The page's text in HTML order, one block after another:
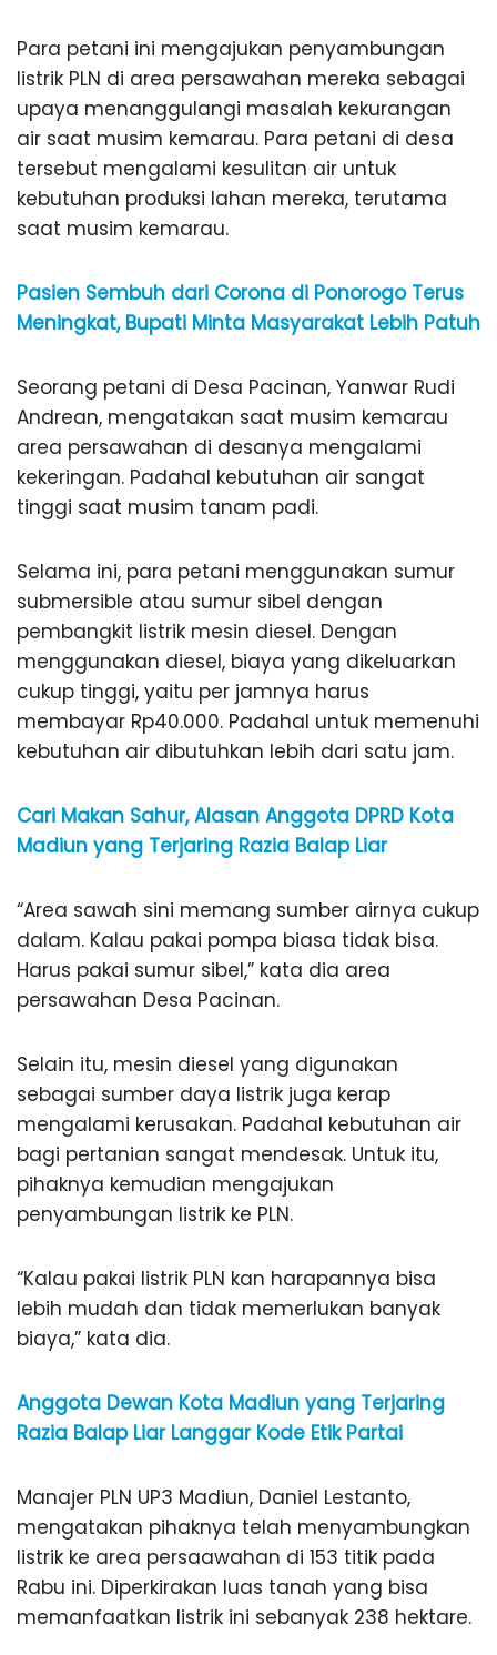
Para petani ini mengajukan penyambungan
listrik PLN di area persawahan mereka sebagai
upaya menanggulangi masalah kekurangan
air saat musim kemarau. Para petani di desa
tersebut mengalami kesulitan air untuk
kebutuhan produksi lahan mereka, terutama
saat musim kemarau.
Pasien Sembuh dari Corona di Ponorogo Terus
Meningkat, Bupati Minta Masyarakat Lebih Patuh
Seorang petani di Desa Pacinan, Yanwar Rudi
Andrean, mengatakan saat musim kemarau
area persawahan di desanya mengalami
kekeringan. Padahal kebutuhan air sangat
tinggi saat musim tanam padi.
Selama ini, para petani menggunakan sumur
submersible atau sumur sibel dengan
pembangkit listrik mesin diesel. Dengan
menggunakan diesel, biaya yang dikeluarkan
cukup tinggi, yaitu per jamnya harus
membayar Rp40.000. Padahal untuk memenuhi
kebutuhan air dibutuhkan lebih dari satu jam.
Cari Makan Sahur, Alasan Anggota DPRD Kota
Madiun yang Terjaring Razia Balap Liar
“Area sawah sini memang sumber airnya cukup
dalam. Kalau pakai pompa biasa tidak bisa.
Harus pakai sumur sibel,” kata dia area
persawahan Desa Pacinan.
Selain itu, mesin diesel yang digunakan
sebagai sumber daya listrik juga kerap
mengalami kerusakan. Padahal kebutuhan air
bagi pertanian sangat mendesak. Untuk itu,
pihaknya kemudian mengajukan
penyambungan listrik ke PLN.
“Kalau pakai listrik PLN kan harapannya bisa
lebih mudah dan tidak memerlukan banyak
biaya,” kata dia.
Anggota Dewan Kota Madiun yang Terjaring
Razia Balap Liar Langgar Kode Etik Partai
Manajer PLN UP3 Madiun, Daniel Lestanto,
mengatakan pihaknya telah menyambungkan
listrik ke area persaawahan di 153 titik pada
Rabu ini. Diperkirakan luas tanah yang bisa
memanfaatkan listrik ini sebanyak 238 hektare.